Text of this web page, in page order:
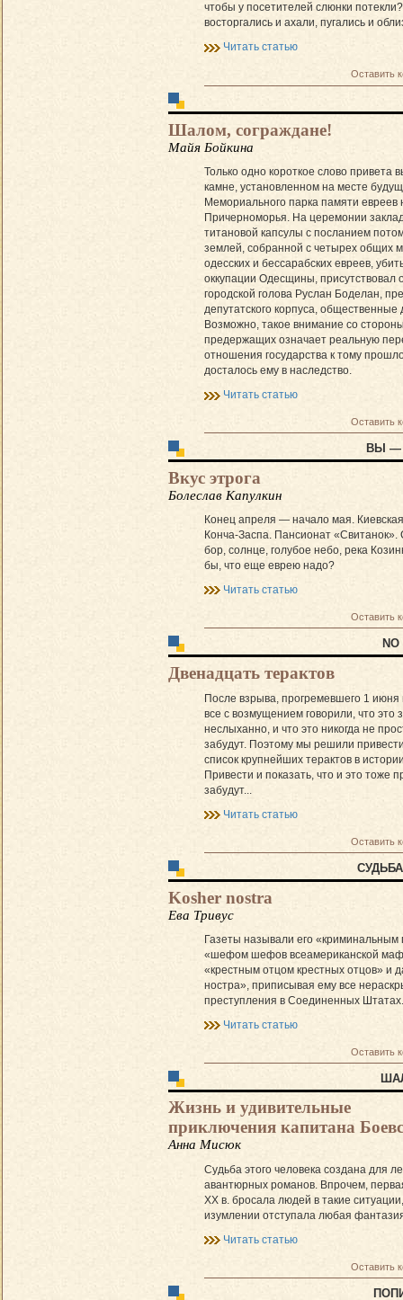
чтобы у посетителей слюнки
восторгались и ахали, пугались и
Читать статью
Оставить
Шалом, сограждане!
Майя Бойкина
Только одно короткое слово привета
камне, установленном на месте
Мемориального парка памяти евреев
Причерноморья. На церемонии
титановой капсулы с посланием
землей, собранной с четырех общих
одесских и бессарабских евреев,
оккупации Одесщины, присутствовал
городской голова Руслан Боделан,
депутатского корпуса, общественные
Возможно, такое внимание со
предержащих означает реальную
отношения государства к тому
досталось ему в наследство.
Читать статью
Оставить
ВЫ —
Вкус этрога
Болеслав Капулкин
Конец апреля — начало мая.
Конча-Заспа. Пансионат
бор, солнце, голубое небо, река
бы, что еще еврею надо?
Читать статью
Оставить
Двенадцать терактов
После взрыва, прогремевшего 1 июня
все с возмущением говорили, что это
неслыханно, и что это никогда не
забудут. Поэтому мы решили
список крупнейших терактов в
Привести и показать, что и это тоже
забудут...
Читать статью
Оставить
Kosher nostra
Ева Тривус
Газеты называли его «криминальным
«шефом шефов всеамериканской
«крестным отцом крестных отцов» и
ностра», приписывая ему все
преступления в Соединенных Штатах.
Читать статью
Оставить
Жизнь и удивительные
приключения капитана
Анна Мисюк
Судьба этого человека создана для
авантюрных романов. Впрочем,
XX в. бросала людей в такие
изумлении отступала любая
Читать статью
Оставить